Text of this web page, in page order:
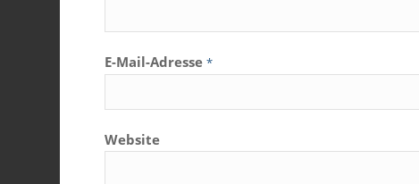
E-Mail-Adresse*
Website